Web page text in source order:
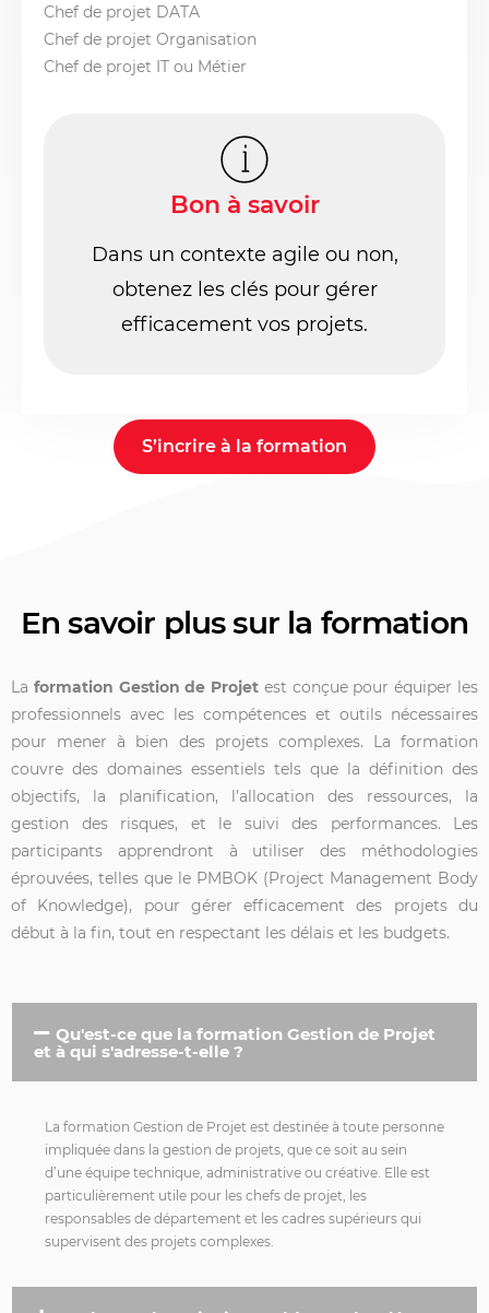
Bon à savoir
Dans un contexte agile ou non,
obtenez les clés pour gérer
efficacement vos projets.
Chef de projet DATA
Chef de projet Organisation
Chef de projet IT ou Métier
S’incrire à la formation
En savoir plus sur la formation
La formation Gestion de Projet est conçue pour équiper les
professionnels avec les compétences et outils nécessaires
pour mener à bien des projets complexes. La formation
couvre des domaines essentiels tels que la définition des
objectifs, la planification, l’allocation des ressources, la
gestion des risques, et le suivi des performances. Les
participants apprendront à utiliser des méthodologies
éprouvées, telles que le PMBOK (Project Management Body
of Knowledge), pour gérer efficacement des projets du
début à la fin, tout en respectant les délais et les budgets.
Qu'est-ce que la formation Gestion de Projet
et à qui s'adresse-t-elle ?
La formation Gestion de Projet est destinée à toute personne
impliquée dans la gestion de projets, que ce soit au sein
d’une équipe technique, administrative ou créative. Elle est
particulièrement utile pour les chefs de projet, les
responsables de département et les cadres supérieurs qui
supervisent des projets complexes.